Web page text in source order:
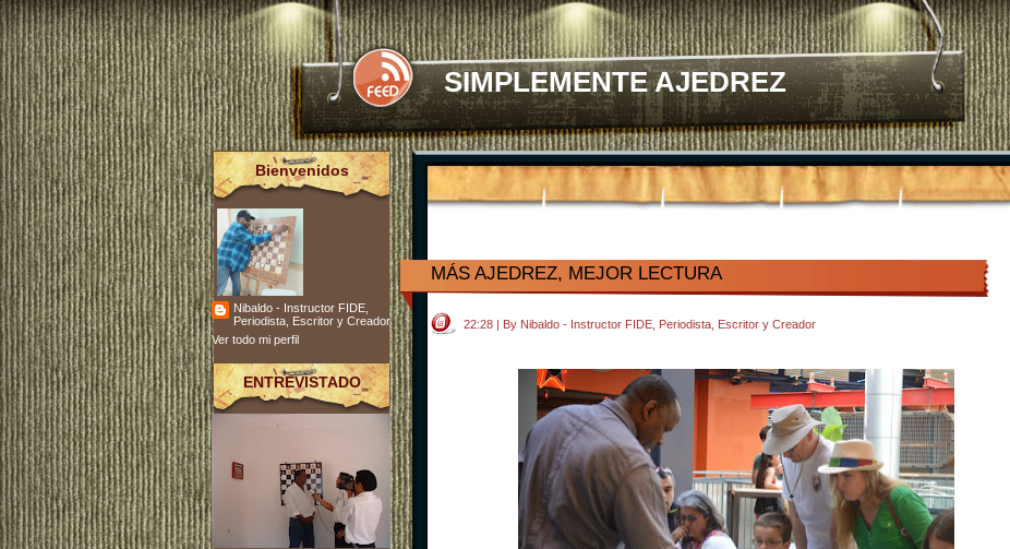
SIMPLEMENTE AJEDREZ
MÁS AJEDREZ, MEJOR LECTURA
22:28 | By Nibaldo - Instructor FIDE, Periodista, Escritor y Creador
Bienvenidos
Nibaldo - Instructor FIDE,
Periodista, Escritor y Creador
Ver todo mi perfil
ENTREVISTADO